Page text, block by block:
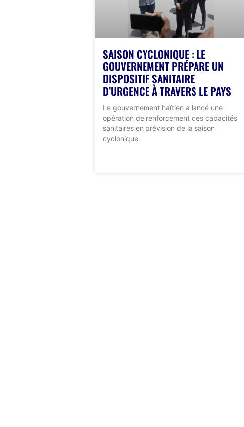
SAISON CYCLONIQUE : LE
GOUVERNEMENT PRÉPARE UN
DISPOSITIF SANITAIRE
D’URGENCE À TRAVERS LE PAYS
Le gouvernement haïtien a lancé une
opération de renforcement des capacités
sanitaires en prévision de la saison
cyclonique.